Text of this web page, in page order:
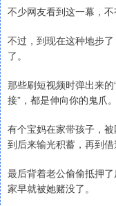
不少网友看到这一幕，
不过，到现在这种地步
了。
那些刷短视频时弹出来
接”，都是伸向你的鬼爪。
有个宝妈在家带孩子，
到后来输光积蓄，再到借
最后背着老公偷偷抵押
家早就被她赌没了。